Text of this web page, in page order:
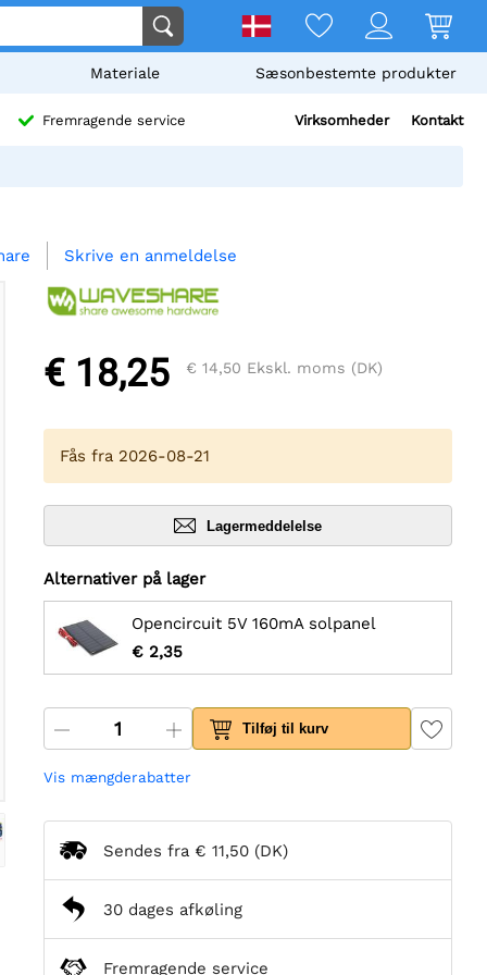
Materiale Sæsonbestemte produkter
Fremragende service Virksomheder Kontakt
Skrive en anmeldelse
€ 18,25 € 14,50 Ekskl. moms (DK)
Fås fra 2026-08-21
Lagermeddelelse
Alternativer på lager
Opencircuit 5V 160mA solpanel
€ 2,35
Tilføj til kurv
Vis mængderabatter
Sendes fra € 11,50 (DK)
30 dages afkøling
Fremragende service